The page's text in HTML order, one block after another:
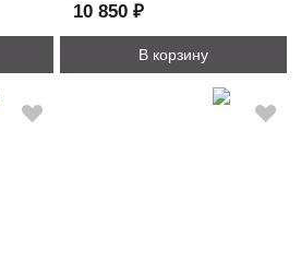
10 850 ₽
В корзину